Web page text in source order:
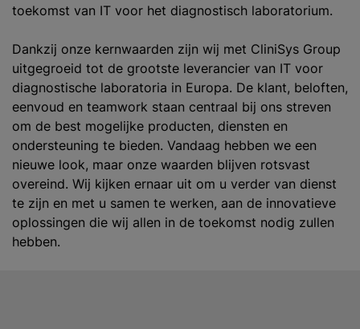
toekomst van IT voor het diagnostisch laboratorium.
Dankzij onze kernwaarden zijn wij met CliniSys Group
uitgegroeid tot de grootste leverancier van IT voor
diagnostische laboratoria in Europa. De klant, beloften,
eenvoud en teamwork staan centraal bij ons streven
om de best mogelijke producten, diensten en
ondersteuning te bieden. Vandaag hebben we een
nieuwe look, maar onze waarden blijven rotsvast
overeind. Wij kijken ernaar uit om u verder van dienst
te zijn en met u samen te werken, aan de innovatieve
oplossingen die wij allen in de toekomst nodig zullen
hebben.